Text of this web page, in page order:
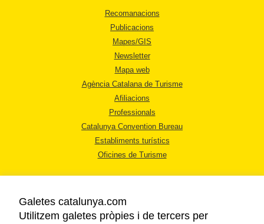
Recomanacions
Publicacions
Mapes/GIS
Newsletter
Mapa web
Agència Catalana de Turisme
Afiliacions
Professionals
Catalunya Convention Bureau
Establiments turístics
Oficines de Turisme
Galetes catalunya.com
Utilitzem galetes pròpies i de tercers per